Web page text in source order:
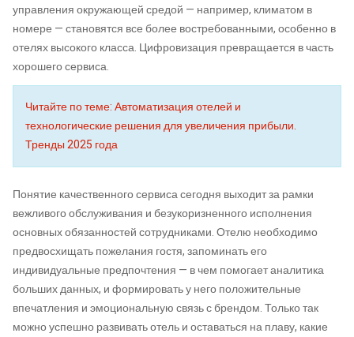
управления окружающей средой — например, климатом в
номере — становятся все более востребованными, особенно в
отелях высокого класса. Цифровизация превращается в часть
хорошего сервиса.
Читайте по теме: Автоматизация отелей и
технологические решения для увеличения прибыли.
Тренды 2025 года
Понятие качественного сервиса сегодня выходит за рамки
вежливого обслуживания и безукоризненного исполнения
основных обязанностей сотрудниками. Отелю необходимо
предвосхищать пожелания гостя, запоминать его
индивидуальные предпочтения — в чем помогает аналитика
больших данных, и формировать у него положительные
впечатления и эмоциональную связь с брендом. Только так
можно успешно развивать отель и оставаться на плаву, какие